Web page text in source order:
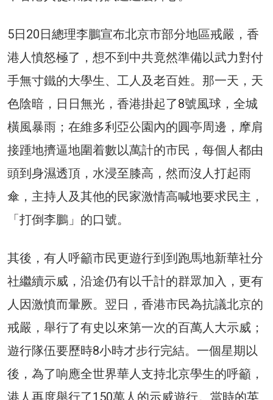
5日20日總理李鵬宣布北京市部分地區戒嚴，香
港人憤怒極了，想不到中共竟然準備以武力對付
手無寸鐵的大學生、工人及老百姓。那一天，天
色陰暗，日日無光，香港掛起了8號風球，全城
橫風暴雨；在維多利亞公園內的圓亭周邊，摩肩
接踵地擠逼地圍着數以萬計的市民，每個人都由
頭到身濕透頂，水浸至膝高，然而沒人打起雨
傘，主持人及其他的民家激情高喊地要求民主，
「打倒李鵬」的口號。
其後，有人呼籲市民更遊行到到跑馬地新華社分
社繼續示威，沿途仍有以千計的群眾加入，更有
人因激憤而暈厥。翌日，香港市民為抗議北京的
戒嚴，舉行了有史以來第一次的百萬人大示威；
遊行隊伍要歷時8小時才步行完結。一個星期以
後，為了响應全世界華人支持北京學生的呼籲，